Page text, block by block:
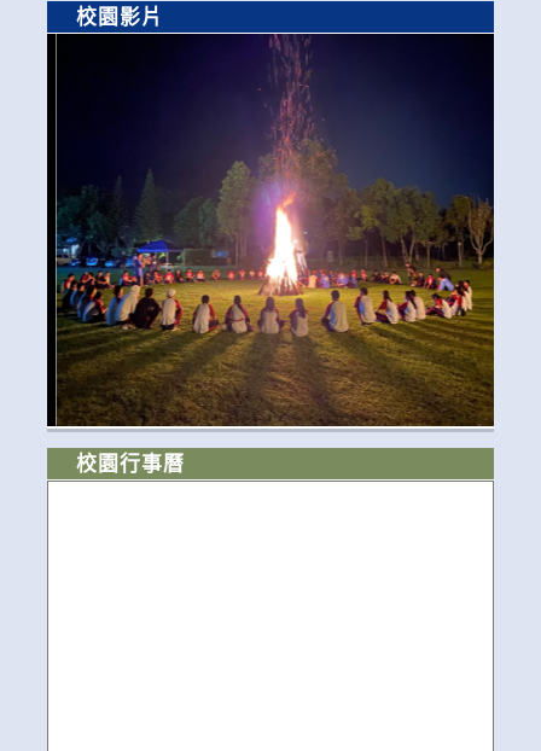
校園影片
校園行事曆